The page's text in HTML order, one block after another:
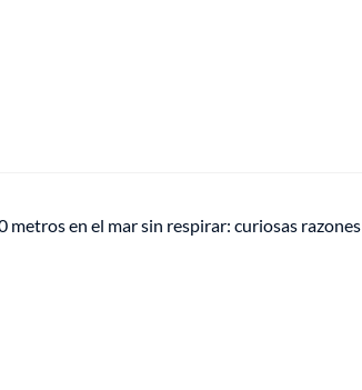
metros en el mar sin respirar: curiosas razones